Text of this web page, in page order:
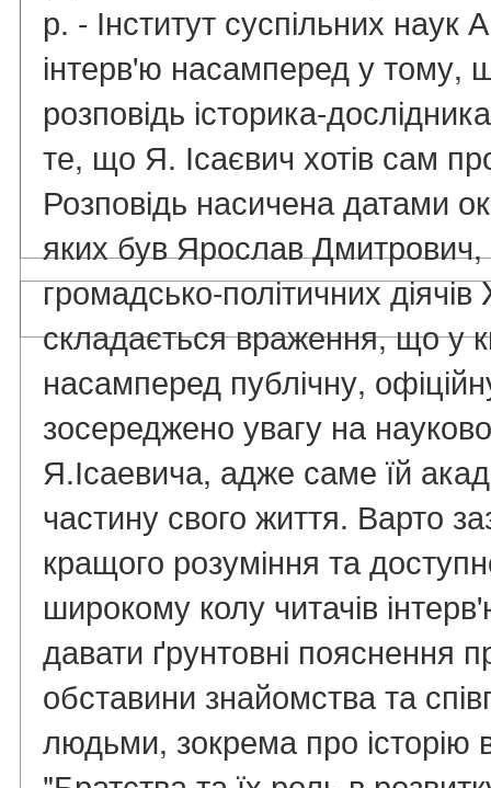
р. - Інститут суспільних
інтерв'ю насамперед у тому,
розповідь історика-
те, що Я. Ісаєвич хотів сам
Розповідь насичена датами
яких був Ярослав Дмитрович,
громадсько-політичних
складається враження, що у
насамперед публічну,
зосереджено увагу на
Я.Ісаевича, адже саме їй
частину свого життя. Варто
кращого розуміння та
широкому колу читачів
давати ґрунтовні пояснення
обставини знайомства та
людьми, зокрема про історію